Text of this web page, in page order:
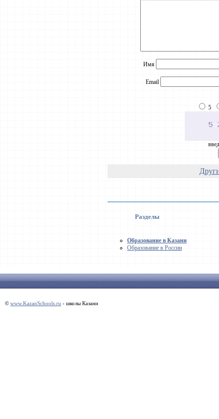
Имя
Email
5
Разделы
Образование в Казани
Образование в России
© www.KazanSchools.ru - школы Казани